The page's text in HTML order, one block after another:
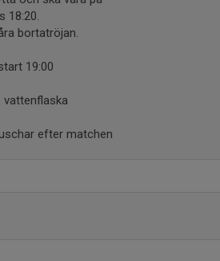
18:20.
bortatröjan.
19:00
vattenflaska
efter matchen